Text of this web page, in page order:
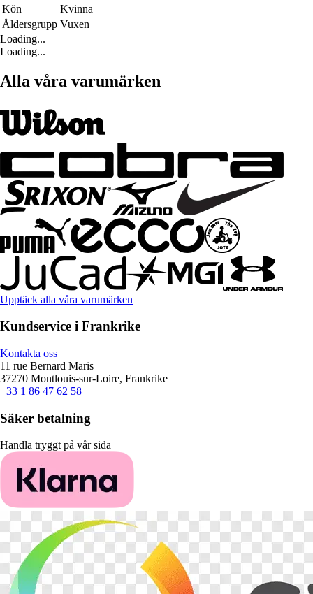
Kön
Kvinna
Åldersgrupp Vuxen
Loading...
Loading...
Alla våra varumärken
Upptäck alla våra varumärken
Kundservice i Frankrike
Kontakta oss
11 rue Bernard Maris
37270 Montlouis-sur-Loire, Frankrike
+33 1 86 47 62 58
Säker betalning
Handla tryggt på vår sida